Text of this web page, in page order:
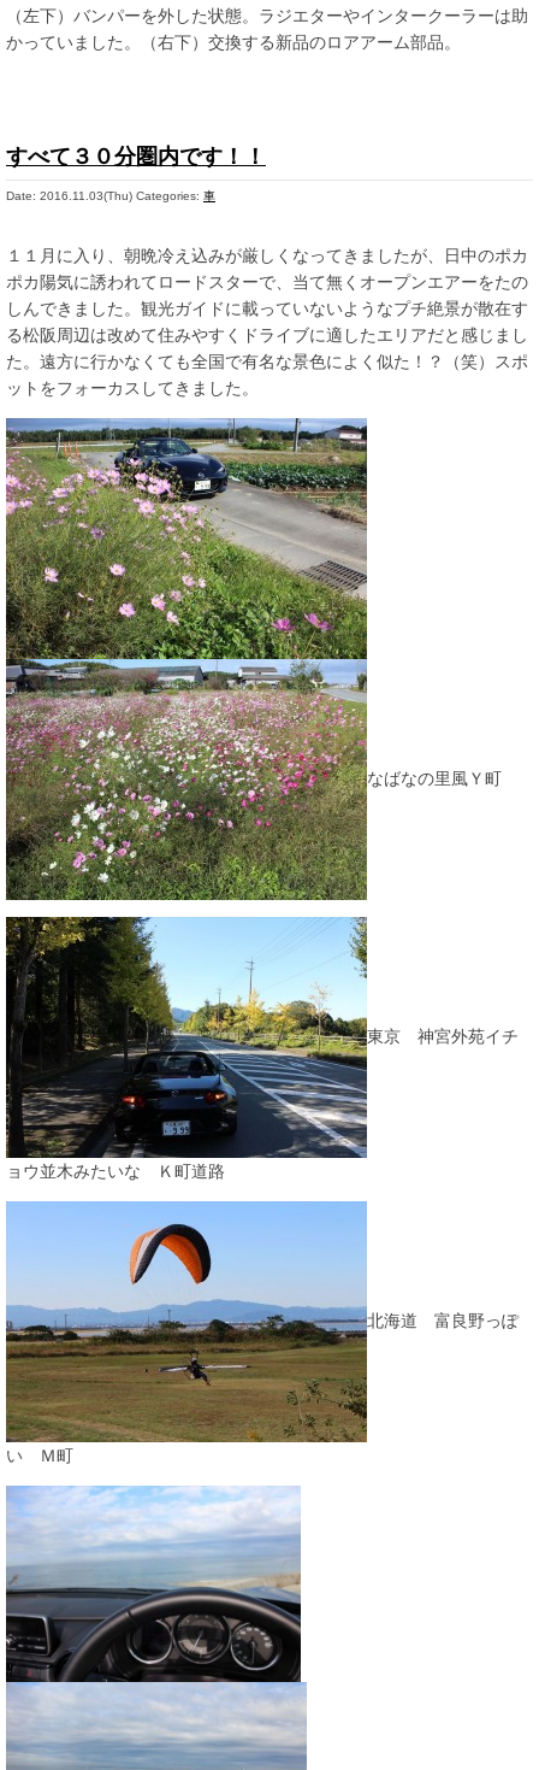
（左下）バンパーを外した状態。ラジエターやインタークーラーは助
かっていました。（右下）交換する新品のロアアーム部品。
すべて３０分圏内です！！
Date: 2016.11.03(Thu) Categories: 車
１１月に入り、朝晩冷え込みが厳しくなってきましたが、日中のポカ
ポカ陽気に誘われてロードスターで、当て無くオープンエアーをたの
しんできました。観光ガイドに載っていないようなプチ絶景が散在す
る松阪周辺は改めて住みやすくドライブに適したエリアだと感じまし
た。遠方に行かなくても全国で有名な景色によく似た！？（笑）スポ
ットをフォーカスしてきました。
なばなの里風Ｙ町
東京 神宮外苑イチ
ョウ並木みたいな Ｋ町道路
北海道 富良野っぽ
い Ｍ町